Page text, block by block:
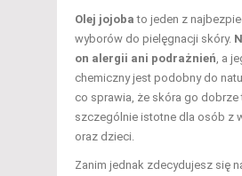
Olej jojoba to jeden z
wyborów do pielęgnacji skóry.
on alergii ani podrażnień , a
chemiczny jest podobny do
co sprawia, że skóra go dobrze
szczególnie istotne dla osób z
oraz dzieci.
Zanim jednak zdecydujesz się